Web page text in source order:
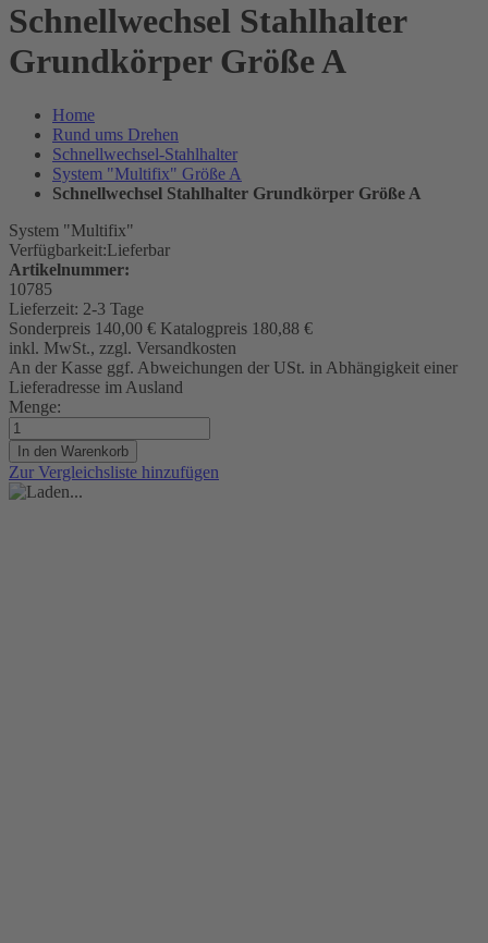
Schnellwechsel Stahlhalter
Grundkörper Größe A
Home
Rund ums Drehen
Schnellwechsel-Stahlhalter
System "Multifix" Größe A
Schnellwechsel Stahlhalter Grundkörper Größe A
System "Multifix"
Verfügbarkeit:Lieferbar
Artikelnummer:
10785
Lieferzeit: 2-3 Tage
Sonderpreis 140,00 € Katalogpreis 180,88 €
inkl. MwSt., zzgl. Versandkosten
An der Kasse ggf. Abweichungen der USt. in Abhängigkeit einer
Lieferadresse im Ausland
Menge:
In den Warenkorb
Zur Vergleichsliste hinzufügen